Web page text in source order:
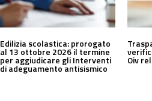
Edilizia scolastica: prorogato
al 13 ottobre 2026 il termine
per aggiudicare gli Interventi
di adeguamento antisismico
Oiv